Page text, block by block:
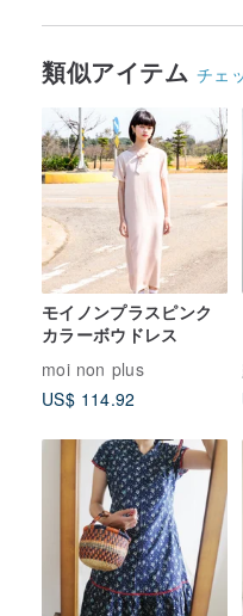
類似アイテム チェ
モイノンプラスピンク
カラーボウドレス
moi non plus
US$ 114.92